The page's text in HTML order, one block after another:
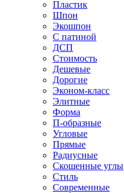
Пластик
Шпон
Экошпон
С патиной
ДСП
Стоимость
Дешевые
Дорогие
Эконом-класс
Элитные
Форма
П-образные
Угловые
Прямые
Радиусные
Скошенные углы
Стиль
Современные